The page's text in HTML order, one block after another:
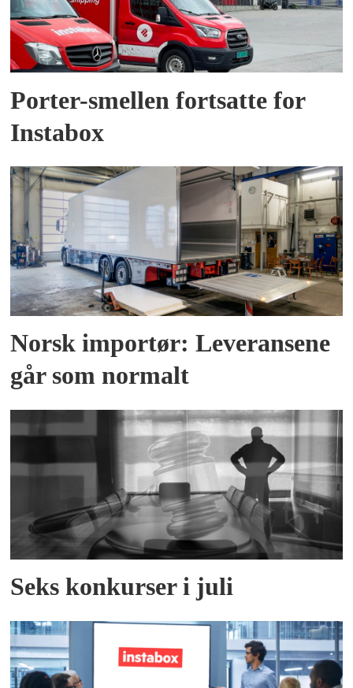
Porter-smellen fortsatte for
Instabox
Norsk importør: Leveransene
går som normalt
Seks konkurser i juli